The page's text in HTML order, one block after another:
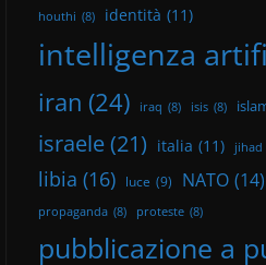
houthi (8) identità (11)
intelligenza
iran (24) iraq (8) isis (8)
israele(21) italia (11) jihad
libia (16) luce (9) NATO (14)
propaganda (8) proteste (8)
pubblicazione a